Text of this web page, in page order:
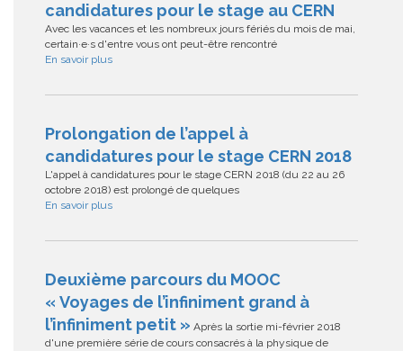
candidatures pour le stage au CERN
Avec les vacances et les nombreux jours fériés du mois de mai,
certain·e·s d'entre vous ont peut-être rencontré
En savoir plus
Prolongation de l’appel à
candidatures pour le stage CERN 2018
L'appel à candidatures pour le stage CERN 2018 (du 22 au 26
octobre 2018) est prolongé de quelques
En savoir plus
Deuxième parcours du MOOC
« Voyages de l’infiniment grand à
l’infiniment petit » Après la sortie mi-février 2018
d'une première série de cours consacrés à la physique de